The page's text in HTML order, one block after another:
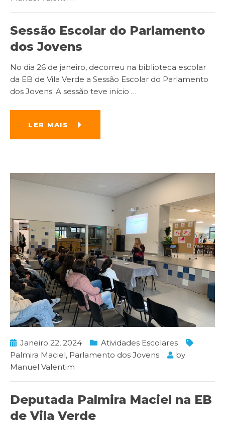
Sessão Escolar do Parlamento
dos Jovens
No dia 26 de janeiro, decorreu na biblioteca escolar
da EB de Vila Verde a Sessão Escolar do Parlamento
dos Jovens. A sessão teve início …
LER MAIS
Janeiro 22, 2024
Atividades Escolares
Palmira Maciel, Parlamento dos Jovens
by
Manuel Valentim
Deputada Palmira Maciel na EB
de Vila Verde